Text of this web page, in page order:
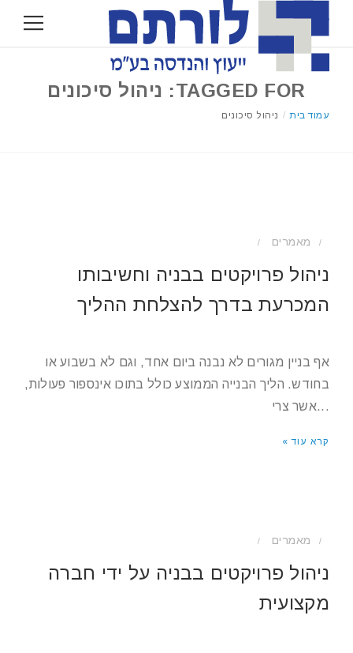
TAGGED FOR: ניהול סיכונים
עמוד בית / ניהול סיכונים
/ מאמרים /
ניהול פרויקטים בבניה וחשיבותו
המכרעת בדרך להצלחת ההליך
אף בניין מגורים לא נבנה ביום אחד, וגם לא בשבוע או
בחודש. הליך הבנייה הממוצע כולל בתוכו אינספור פעולות,
אשר צרי...
קרא עוד »
/ מאמרים /
ניהול פרויקטים בבניה על ידי חברה
מקצועית